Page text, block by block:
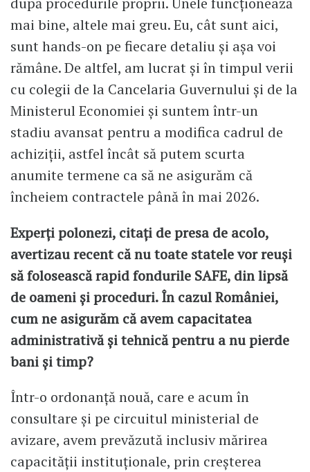
mai bine, altele mai greu. Eu, cât sunt aici,
sunt hands-on pe fiecare detaliu și așa voi
rămâne. De altfel, am lucrat și în timpul verii
cu colegii de la Cancelaria Guvernului și de la
Ministerul Economiei și suntem într-un
stadiu avansat pentru a modifica cadrul de
achiziții, astfel încât să putem scurta
anumite termene ca să ne asigurăm că
încheiem contractele până în mai 2026.
Experți polonezi, citați de presa de acolo,
avertizau recent că nu toate statele vor reuși
să folosească rapid fondurile SAFE, din lipsă
de oameni și proceduri. În cazul României,
cum ne asigurăm că avem capacitatea
administrativă și tehnică pentru a nu pierde
bani și timp?
Într-o ordonanță nouă, care e acum în
consultare și pe circuitul ministerial de
avizare, avem prevăzută inclusiv mărirea
capacității instituționale, prin creșterea